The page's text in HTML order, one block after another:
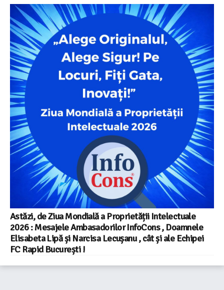
Astăzi, de Ziua Mondială a Proprietății Intelectuale
2026 : Mesajele Ambasadorilor InfoCons , Doamnele
Elisabeta Lipă și Narcisa Lecușanu , cât și ale Echipei
FC Rapid București !